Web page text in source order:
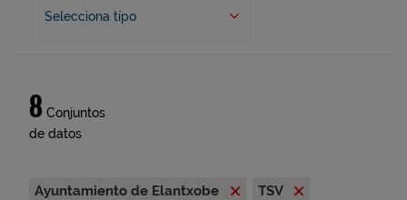
Selecciona tipo
8 Conjuntos
de datos
Ayuntamiento de Elantxobe
TSV